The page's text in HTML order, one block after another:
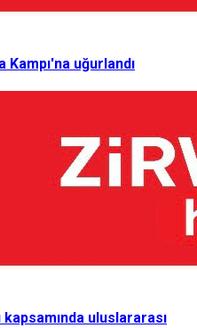
Kampı'na uğurlandı
kapsamında uluslararası